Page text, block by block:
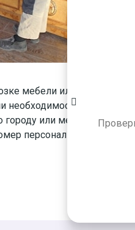
мебели или отправке
срочно
или
персональной